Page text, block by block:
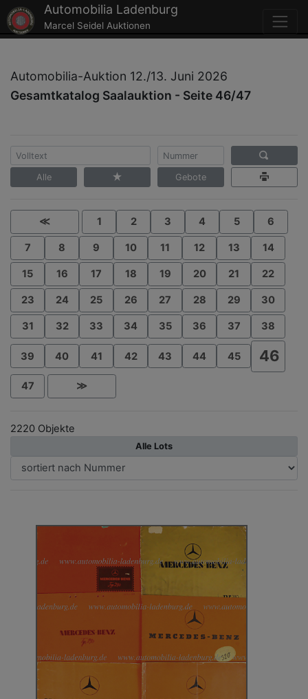
Automobilia Ladenburg
Marcel Seidel Auktionen
Automobilia-Auktion 12./13. Juni 2026
Gesamtkatalog Saalauktion - Seite 46/47
Alle Gebote
≪ 1 2 3 4 5 6
7 8 9 10 11 12 13 14
15 16 17 18 19 20 21 22
23 24 25 26 27 28 29 30
31 32 33 34 35 36 37 38
39 40 41 42 43 44 45 46
47 ≫
2220 Objekte
Alle Lots